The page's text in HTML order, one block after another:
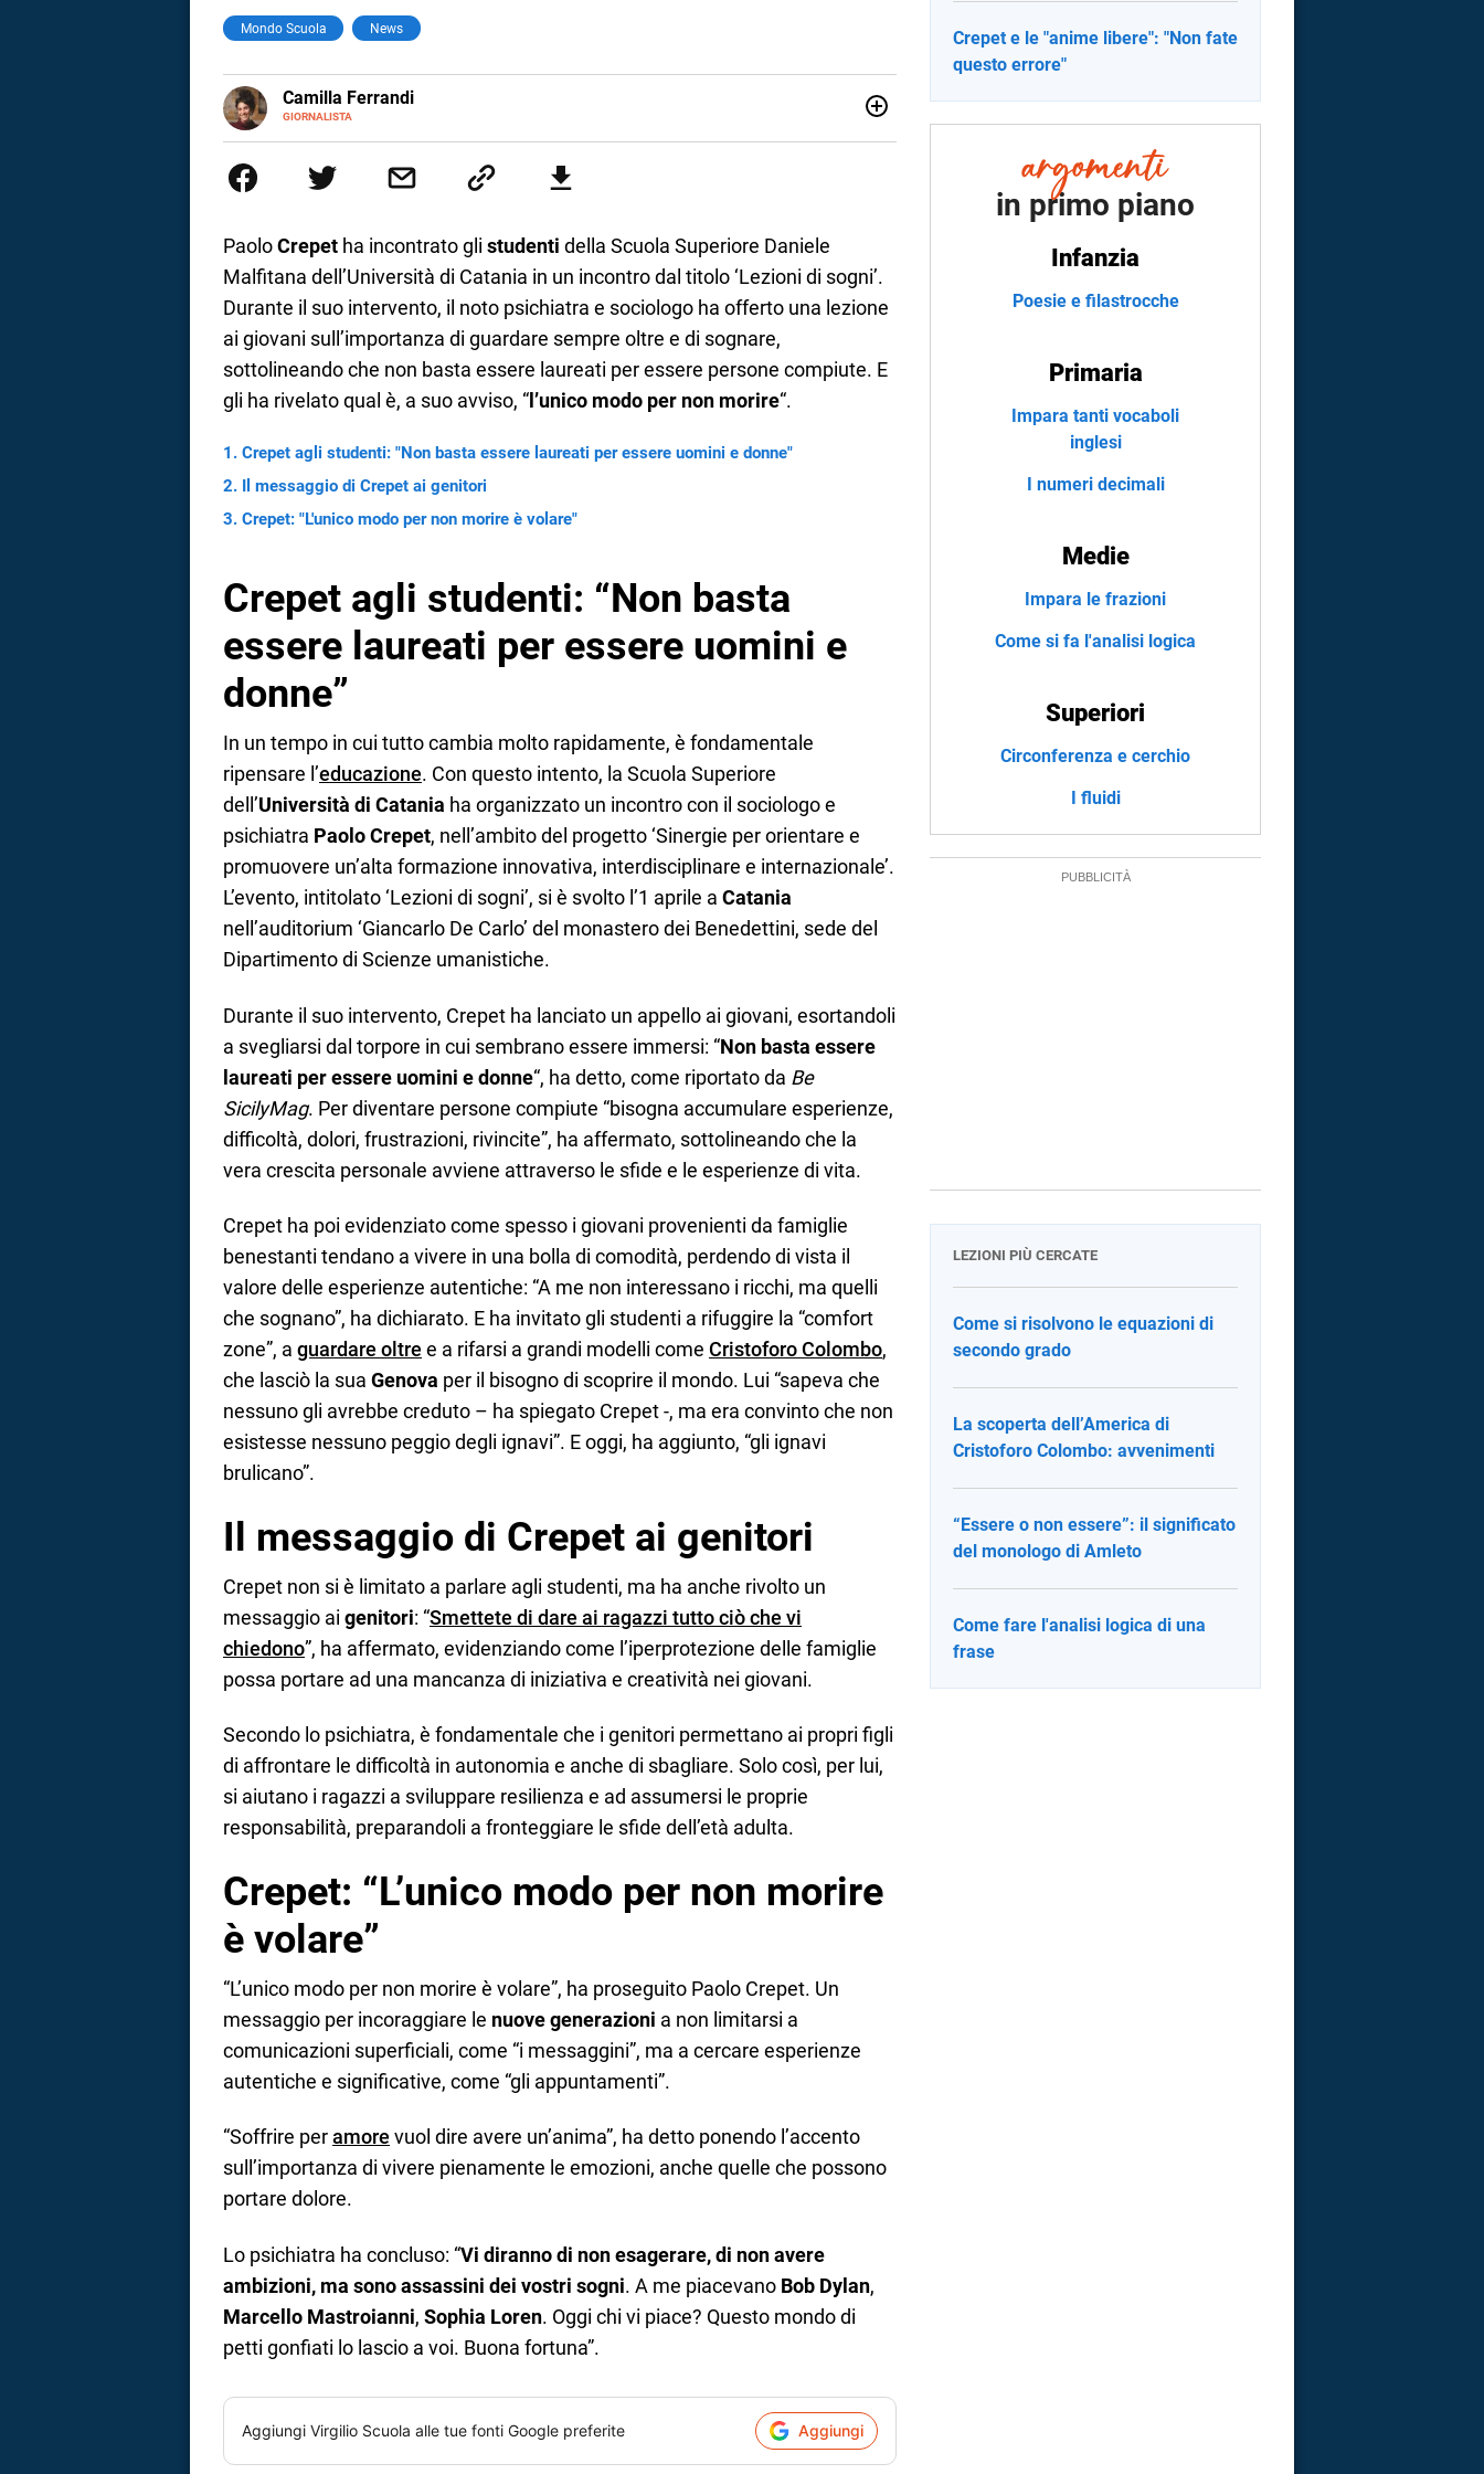
Mondo Scuola News
Camilla Ferrandi
GIORNALISTA
E-
MAIL
LINKEDIN
più fermata. L’attualità è il mio pane quotidiano, i libri la mia via per evadere e viaggiare con
la mente.
PaoloCrepet ha incontrato gli studenti della Scuola Superiore Daniele
Malfitana dell’Università di Catania in un incontro dal titolo ‘Lezioni di sogni’.
Durante il suo intervento, il noto psichiatra e sociologo ha offerto una lezione
ai giovani sull’importanza di guardare sempre oltre e di sognare,
sottolineando che non basta essere laureati per essere persone compiute. E
gli ha rivelato qual è, a suo avviso, “l’unico modo per non morire“.
Crepet agli studenti: "Non basta essere laureati per essere uomini e donne"
Il messaggio di Crepet ai genitori
Crepet: "L'unico modo per non morire è volare"
Crepet agli studenti: “Non basta
essere laureati per essere uomini e
donne”
In un tempo in cui tutto cambia molto rapidamente, è fondamentale
ripensare l’educazione. Con questo intento, la Scuola Superiore
dell’Università di Catania ha organizzato un incontro con il sociologo e
psichiatra Paolo Crepet, nell’ambito del progetto ‘Sinergie per orientare e
promuovere un’alta formazione innovativa, interdisciplinare e internazionale’.
L’evento, intitolato ‘Lezioni di sogni’, si è svolto l’1 aprile a Catania
nell’auditorium ‘Giancarlo De Carlo’ del monastero dei Benedettini, sede del
Dipartimento di Scienze umanistiche.
Durante il suo intervento, Crepet ha lanciato un appello ai giovani, esortandoli
a svegliarsi dal torpore in cui sembrano essere immersi: “Non basta essere
laureati per essere uomini e donne“, ha detto, come riportato da Be
SicilyMag. Per diventare persone compiute “bisogna accumulare esperienze,
difficoltà, dolori, frustrazioni, rivincite”, ha affermato, sottolineando che la
vera crescita personale avviene attraverso le sfide e le esperienze di vita.
Crepet ha poi evidenziato come spesso i giovani provenienti da famiglie
benestanti tendano a vivere in una bolla di comodità, perdendo di vista il
valore delle esperienze autentiche: “A me non interessano i ricchi, ma quelli
che sognano”, ha dichiarato. E ha invitato gli studenti a rifuggire la “comfort
zone”, a guardare oltre e a rifarsi a grandi modelli come Cristoforo Colombo,
che lasciò la sua Genova per il bisogno di scoprire il mondo. Lui “sapeva che
nessuno gli avrebbe creduto – ha spiegato Crepet -, ma era convinto che non
esistesse nessuno peggio degli ignavi”. E oggi, ha aggiunto, “gli ignavi
brulicano”.
Il messaggio di Crepet ai genitori
Crepet non si è limitato a parlare agli studenti, ma ha anche rivolto un
messaggio ai genitori: “Smettete di dare ai ragazzi tutto ciò che vi
chiedono”, ha affermato, evidenziando come l’iperprotezione delle famiglie
possa portare ad una mancanza di iniziativa e creatività nei giovani.
Secondo lo psichiatra, è fondamentale che i genitori permettano ai propri figli
di affrontare le difficoltà in autonomia e anche di sbagliare. Solo così, per lui,
si aiutano i ragazzi a sviluppare resilienza e ad assumersi le proprie
responsabilità, preparandoli a fronteggiare le sfide dell’età adulta.
Crepet: “L’unico modo per non morire
è volare”
“L’unico modo per non morire è volare”, ha proseguito Paolo Crepet. Un
messaggio per incoraggiare le nuove generazioni a non limitarsi a
comunicazioni superficiali, come “i messaggini”, ma a cercare esperienze
autentiche e significative, come “gli appuntamenti”.
“Soffrire peramore vuol dire avere un’anima”, ha detto ponendo l’accento
sull’importanza di vivere pienamente le emozioni, anche quelle che possono
portare dolore.
Lo psichiatra ha concluso: “Vi diranno di non esagerare, di non avere
ambizioni, ma sono assassini dei vostri sogni. A me piacevano Bob Dylan,
Marcello Mastroianni, Sophia Loren. Oggi chi vi piace? Questo mondo di
petti gonfiati lo lascio a voi. Buona fortuna”.
Aggiungi Virgilio Scuola alle tue fonti Google preferite Aggiungi
Crepet e le "anime libere": "Non fate
questo errore"
in primo piano
Infanzia
Poesie e filastrocche
Primaria
Impara tanti vocaboli
inglesi
I numeri decimali
Medie
Impara le frazioni
Come si fa l'analisi logica
Superiori
Circonferenza e cerchio
I fluidi
LEZIONI PIÙ CERCATE
Come si risolvono le equazioni di
secondo grado
La scoperta dell’America di
Cristoforo Colombo: avvenimenti
“Essere o non essere”: il significato
del monologo di Amleto
Come fare l'analisi logica di una
frase